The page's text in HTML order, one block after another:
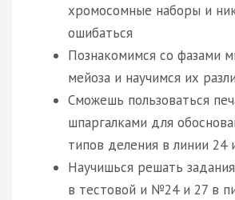
хромосомные наборы и
ошибаться
Познакомимся со фазами
мейоза и научимся их
Сможешь пользоваться
шпаргалками для
типов деления в линии 24
Научишься решать
в тестовой и №24 и 27 в